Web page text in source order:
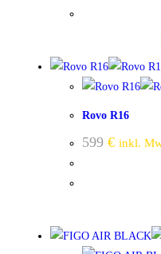
Rovo R16
599 € inkl.